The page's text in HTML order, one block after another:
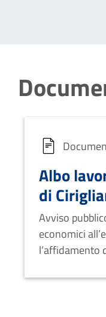
Albo
di
Avviso
economici
l’affidamento